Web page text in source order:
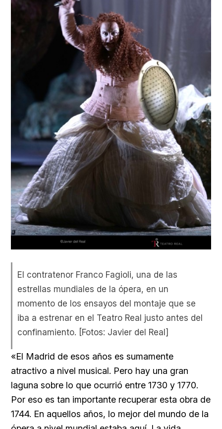
El contratenor Franco Fagioli, una de las
estrellas mundiales de la ópera, en un
momento de los ensayos del montaje que se
iba a estrenar en el Teatro Real justo antes del
confinamiento. [Fotos: Javier del Real]
«El Madrid de esos años es sumamente
atractivo a nivel musical. Pero hay una gran
laguna sobre lo que ocurrió entre 1730 y 1770.
Por eso es tan importante recuperar esta obra de
1744. En aquellos años, lo mejor del mundo de la